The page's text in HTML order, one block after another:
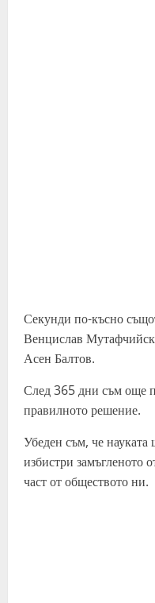
Секунди по-късно
Венцислав
Асен Балтов.
След 365 дни съм още
правилното решение.
Убеден съм, че
избистри замъгленото
част от обществото ни.